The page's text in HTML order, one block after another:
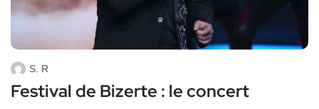
S. R
Festival de Bizerte : le concert